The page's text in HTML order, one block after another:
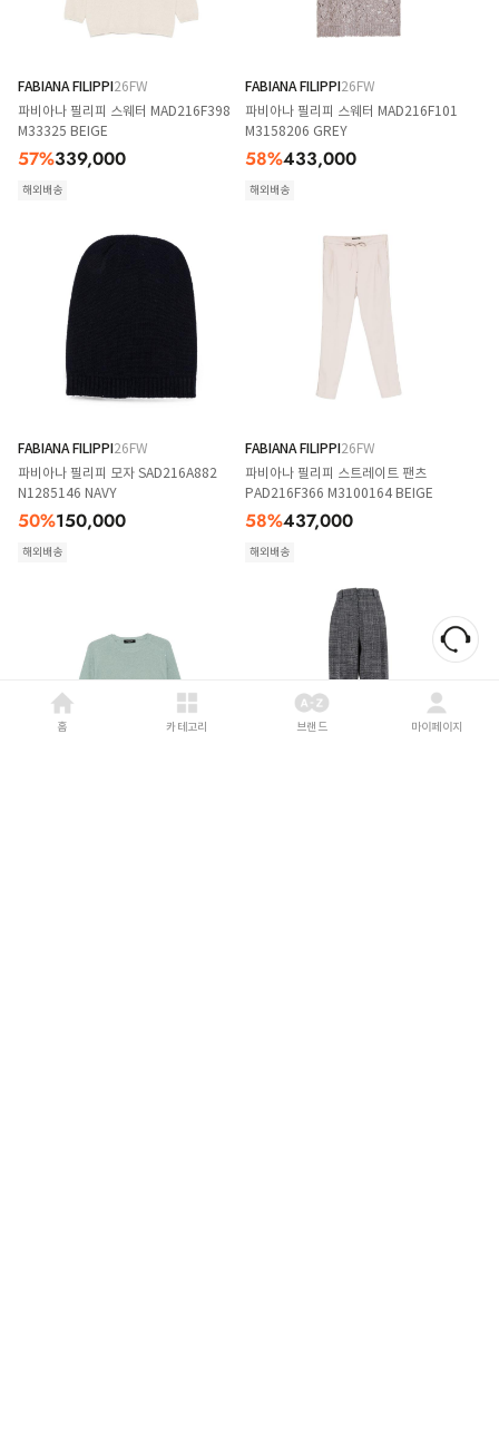
FABIANA FILIPPI26FW
파비아나 필리피 스웨터 MAD216F398
M33325 BEIGE
57%339,000
해외배송
FABIANA FILIPPI26FW
파비아나 필리피 스웨터 MAD216F101
M3158206 GREY
58%433,000
해외배송
FABIANA FILIPPI26FW
파비아나 필리피 모자 SAD216A882
N1285146 NAVY
50%150,000
해외배송
FABIANA FILIPPI26FW
파비아나 필리피 스트레이트 팬츠
PAD216F366 M3100164 BEIGE
58%437,000
해외배송
홈 카테고리 브랜드 마이페이지